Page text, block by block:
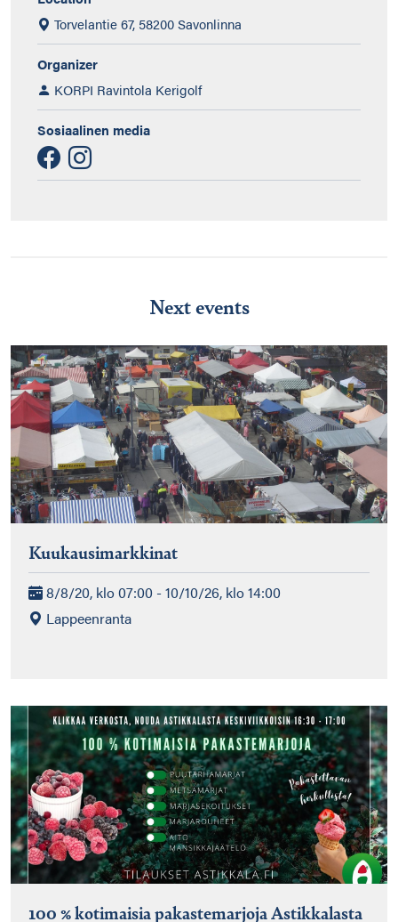
Torvelantie 67, 58200 Savonlinna
Organizer
KORPI Ravintola Kerigolf
Sosiaalinen media
Next events
Kuukausimarkkinat
8/8/20, klo 07:00 - 10/10/26, klo 14:00
Lappeenranta
100 % kotimaisia pakastemarjoja Astikkalasta